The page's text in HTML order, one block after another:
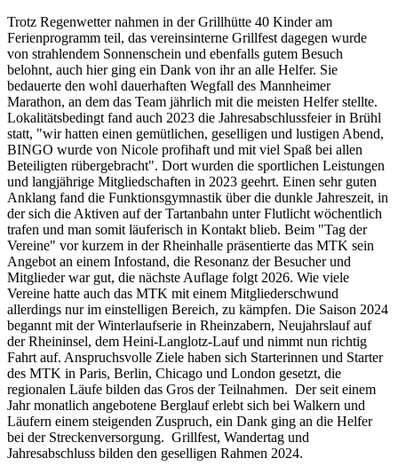
Trotz Regenwetter nahmen in der Grillhütte 40 Kinder am
Ferienprogramm teil, das vereinsinterne Grillfest dagegen wurde
von strahlendem Sonnenschein und ebenfalls gutem Besuch
belohnt, auch hier ging ein Dank von ihr an alle Helfer. Sie
bedauerte den wohl dauerhaften Wegfall des Mannheimer
Marathon, an dem das Team jährlich mit die meisten Helfer stellte.
Lokalitätsbedingt fand auch 2023 die Jahresabschlussfeier in Brühl
statt, "wir hatten einen gemütlichen, geselligen und lustigen Abend,
BINGO wurde von Nicole profihaft und mit viel Spaß bei allen
Beteiligten rübergebracht". Dort wurden die sportlichen Leistungen
und langjährige Mitgliedschaften in 2023 geehrt. Einen sehr guten
Anklang fand die Funktionsgymnastik über die dunkle Jahreszeit, in
der sich die Aktiven auf der Tartanbahn unter Flutlicht wöchentlich
trafen und man somit läuferisch in Kontakt blieb. Beim "Tag der
Vereine" vor kurzem in der Rheinhalle präsentierte das MTK sein
Angebot an einem Infostand, die Resonanz der Besucher und
Mitglieder war gut, die nächste Auflage folgt 2026. Wie viele
Vereine hatte auch das MTK mit einem Mitgliederschwund
allerdings nur im einstelligen Bereich, zu kämpfen. Die Saison 2024
begannt mit der Winterlaufserie in Rheinzabern, Neujahrslauf auf
der Rheininsel, dem Heini-Langlotz-Lauf und nimmt nun richtig
Fahrt auf. Anspruchsvolle Ziele haben sich Starterinnen und Starter
des MTK in Paris, Berlin, Chicago und London gesetzt, die
regionalen Läufe bilden das Gros der Teilnahmen. Der seit einem
Jahr monatlich angebotene Berglauf erlebt sich bei Walkern und
Läufern einem steigenden Zuspruch, ein Dank ging an die Helfer
bei der Streckenversorgung. Grillfest, Wandertag und
Jahresabschluss bilden den geselligen Rahmen 2024.